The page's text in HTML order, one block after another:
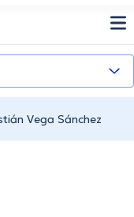
Vega Sánchez